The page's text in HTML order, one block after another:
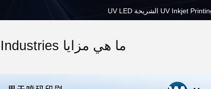
ما هي مزايا UV Inkjet Printing Industries الشريحة UV LED